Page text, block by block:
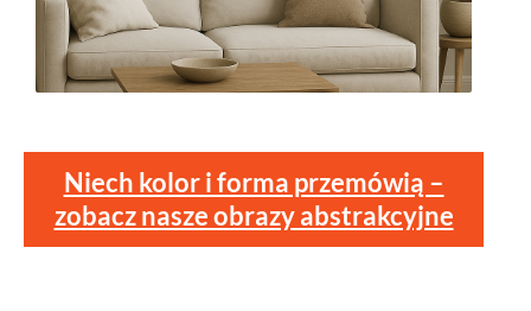
Niech kolor i forma przemówią –
zobacz nasze obrazy abstrakcyjne